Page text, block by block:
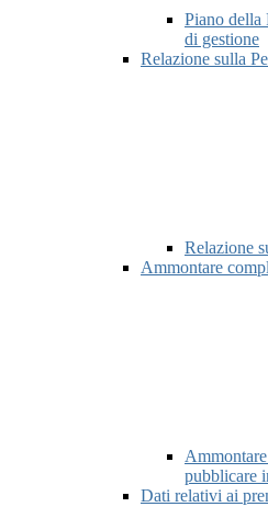
Piano della
di gestione
Relazione sulla
Relazione
Ammontare
pubblicare
Dati relativi ai